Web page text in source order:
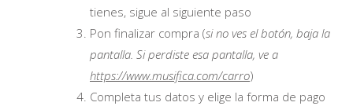
tienes, sigue al siguiente paso
Pon finalizar compra (si no ves el botón, baja la
pantalla. Si perdiste esa pantalla, ve a
https://www.musifica.com/carro)
Completa tus datos y elige la forma de pago